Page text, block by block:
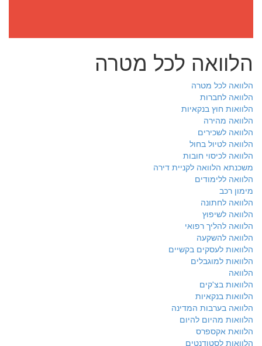
הלוואה לכל מטרה
הלוואה לכל מטרה
הלוואה לחברות
הלוואות חוץ בנקאיות
הלוואה מהירה
הלוואה לשכירים
הלוואה לטיול בחול
הלוואה לכיסוי חובות
משכנתא הלוואה לקניית דירה
הלוואה ללימודים
מימון רכב
הלוואה לחתונה
הלוואה לשיפוץ
הלוואה להליך רפואי
הלוואה להשקעה
הלוואות לעסקים בקשיים
הלוואות למוגבלים
הלוואה
הלוואות בצ'קים
הלוואות בנקאיות
הלוואה בערבות המדינה
הלוואות מהיום להיום
הלוואת אקספרס
הלוואות לסטודנטים